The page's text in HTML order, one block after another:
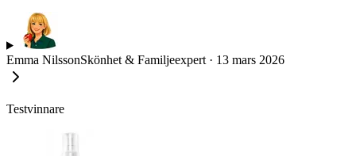
Emma NilssonSkönhet & Familjeexpert · 13 mars 2026
Testvinnare